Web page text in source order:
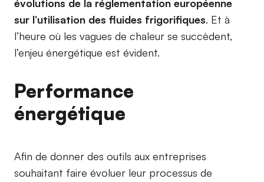
évolutions de la réglementation européenne
sur l’utilisation des fluides frigorifiques. Et à
l’heure où les vagues de chaleur se succèdent,
l’enjeu énergétique est évident.
Performance
énergétique
Afin de donner des outils aux entreprises
souhaitant faire évoluer leur processus de